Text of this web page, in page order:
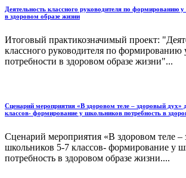
Деятельность классного руководителя по формированию у
в здоровом образе жизни
Итоговый практикозначимый проект:
классного руководителя по формированию
потребности в здоровом образе жизни"...
Сценарий мероприятия «В здоровом теле – здоровый дух»
классов- формирование у школьников потребность в
Сценарий мероприятия «В здоровом теле –
школьников 5-7 классов- формирование у
потребность в здоровом образе жизни....